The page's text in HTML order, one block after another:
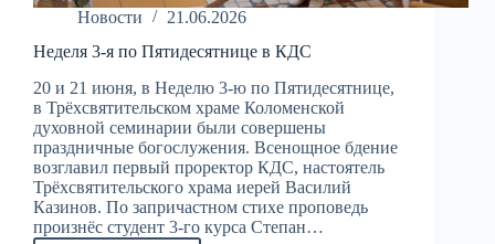
Новости
21.06.2026
Неделя 3-я по Пятидесятнице в КДС
20 и 21 июня, в Неделю 3-ю по Пятидесятнице,
в Трёхсвятительском храме Коломенской
духовной семинарии были совершены
праздничные богослужения. Всенощное бдение
возглавил первый проректор КДС, настоятель
Трёхсвятительского храма иерей Василий
Казинов. По запричастном стихе проповедь
произнёс студент 3-го курса Степан…